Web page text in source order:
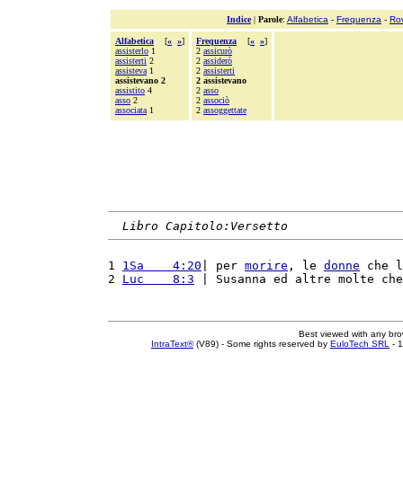
Indice| Parole: Alfabetica - Frequenza -
Alfabetica [« »]
assisterlo 1
assisterti 2
assisteva 1
assistevano 2
assistito 4
asso 2
associata 1
Frequenza [« »]
2 assicurò
2 assiderò
2 assisterti
2 assistevano
2 asso
2 associò
2 assoggettate
Libro Capitolo:Versetto
1 1Sa    4:20 | per morire , le donne che
2 Luc    8:3 | Susanna ed altre molte
Best viewed with any
IntraText®(V89) - Some rights reserved by EuloTech SRL -